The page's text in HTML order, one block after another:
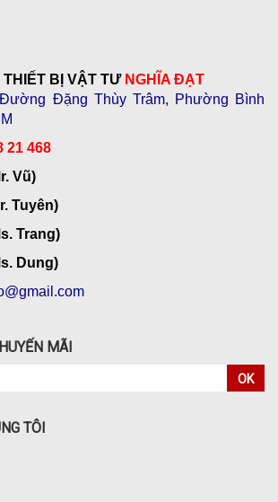
BỊ VẬT TƯ NGHĨA ĐẠT
Đặng Thùy Trâm, Phường Bình
21 468
Vũ)
Tuyên)
Trang)
Dung)
MÃI
OK
TÔI